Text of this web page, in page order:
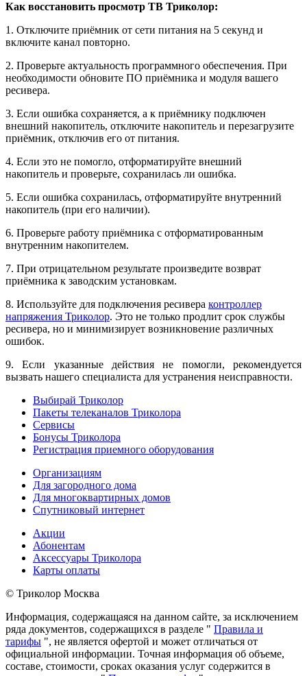
Как восстановить просмотр ТВ Триколор:
1. Отключите приёмник от сети питания на 5 секунд и
включите канал повторно.
2. Проверьте актуальность программного обеспечения. При
необходимости обновите ПО приёмника и модуля вашего
ресивера.
3. Если ошибка сохраняется, а к приёмнику подключен
внешний накопитель, отключите накопитель и перезагрузите
приёмник, отключив его от питания.
4. Если это не помогло, отформатируйте внешний
накопитель и проверьте, сохранилась ли ошибка.
5. Если ошибка сохранилась, отформатируйте внутренний
накопитель (при его наличии).
6. Проверьте работу приёмника с отформатированным
внутренним накопителем.
7. При отрицательном результате произведите возврат
приёмника к заводским установкам.
8. Используйте для подключения ресивера контроллер
напряжения Триколор. Это не только продлит срок службы
ресивера, но и минимизирует возникновение различных
ошибок.
9. Если указанные действия не помогли, рекомендуется
вызвать нашего специалиста для устранения неисправности.
Выбирай Триколор
Пакеты телеканалов Триколора
Сервисы
Бонусы Триколора
Регистрация приемного оборудования
Организациям
Для загородного дома
Для многоквартирных домов
Спутниковый интернет
Акции
Абонентам
Аксессуары Триколора
Карты оплаты
© Триколор Москва
Информация, содержащаяся на данном сайте, за исключением
ряда документов, содержащихся в разделе " Правила и
тарифы ", не является офертой и может отличаться от
официальной информации. Точная информация об объеме,
составе, стоимости, сроках оказания услуг содержится в